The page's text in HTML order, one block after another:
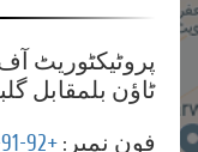
پروٹیکٹوریٹ
ٹاؤن بلمقابل
فون نمبر: +92-91-2584402